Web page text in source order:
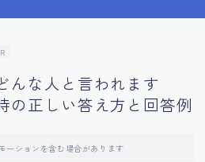
する方法
功への鍵
んな人と言われます
の正しい答え方と回答例
ーションを含む場合があります